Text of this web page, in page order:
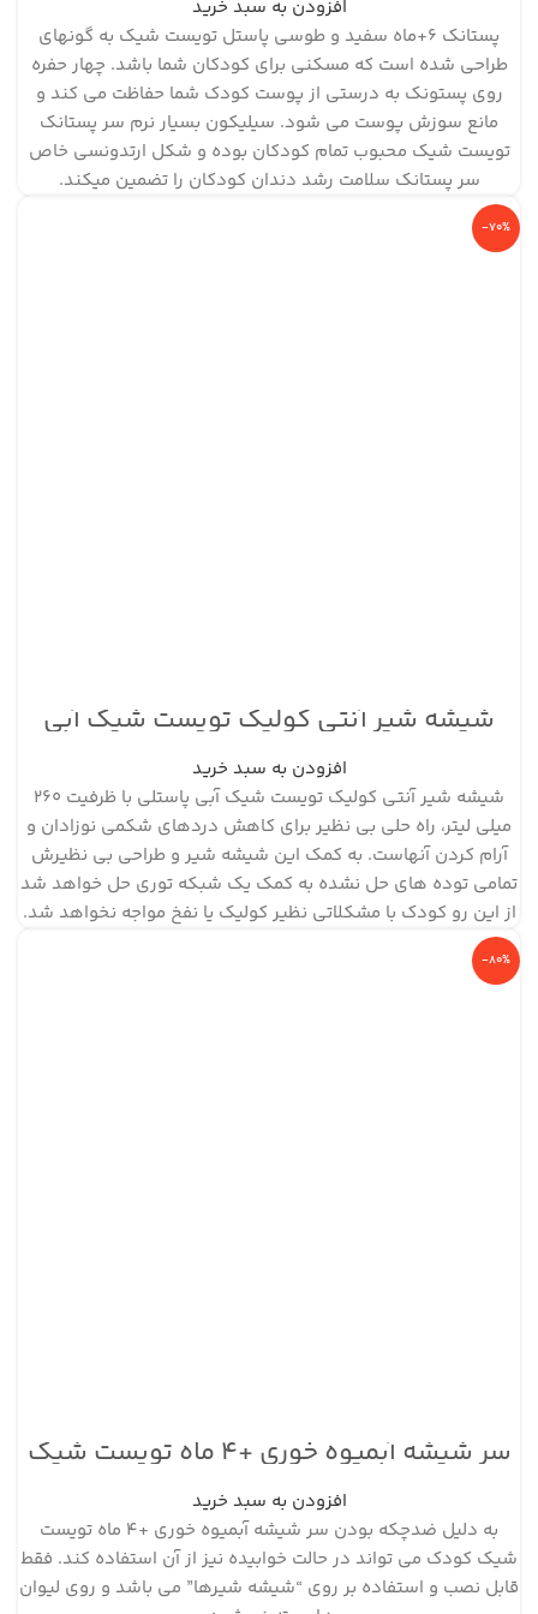
افزودن به سبد خرید
پستانک ۶+ماه سفید و طوسی پاستل تویست شیک به گونه‎ای
طراحی شده است که مسکنی برای کودکان شما باشد. چهار حفره
روی پستونک به درستی از پوست کودک شما حفاظت می کند و
مانع سوزش پوست می شود. سیلیکون بسیار نرم سر پستانک
تویست شیک محبوب تمام کودکان بوده و شکل ارتدونسی خاص
سر پستانک سلامت رشد دندان کودکان را تضمین می‎کند.
-70%
شیشه شیر آنتی کولیک تویست شیک آبی
پاستلی ظرفیت ۲۶۰ میلی لیتر
افزودن به سبد خرید
شیشه شیر آنتی کولیک تویست شیک آبی پاستلی با ظرفیت 260
میلی لیتر، راه حلی بی نظیر برای کاهش دردهای شکمی نوزادان و
آرام کردن آنهاست. به کمک این شیشه شیر و طراحی بی نظیرش
تمامی توده های حل نشده به کمک یک شبکه توری حل خواهد شد
از این رو کودک با مشکلاتی نظیر کولیک یا نفخ مواجه نخواهد شد.
-80%
سر شیشه آبمیوه خوری +۴ ماه تویست شیک
افزودن به سبد خرید
به دلیل ضدچکه بودن سر شیشه آبمیوه خوری +۴ ماه تویست
شیک کودک می تواند در حالت خوابیده نیز از آن استفاده کند. فقط
قابل نصب و استفاده بر روی “شیشه شیرها” می باشد و روی لیوان